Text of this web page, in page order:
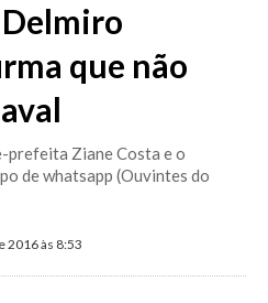
que não
prefeita Ziane Costa e o
de whatsapp (Ouvintes do
2016 às 8:53